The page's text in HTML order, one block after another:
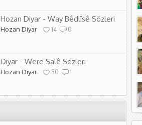
Hozan Diyar - Way Bêdlîsê Sözleri
Hozan Diyar 14 0
Diyar - Were Salê Sözleri
Hozan Diyar 30 1